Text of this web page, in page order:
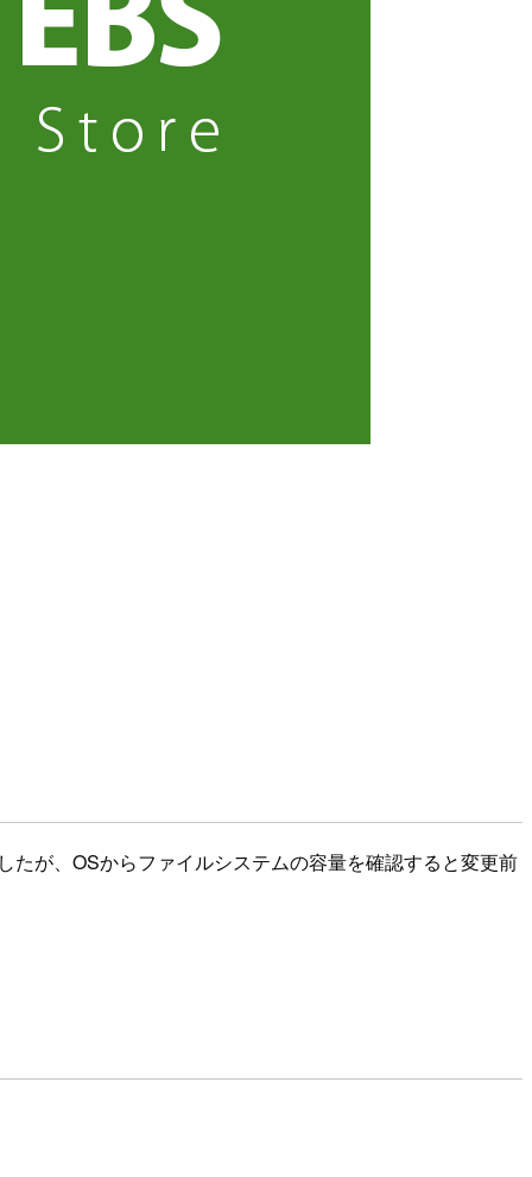
たが、OSからファイルシステムの容量を確認すると変更前